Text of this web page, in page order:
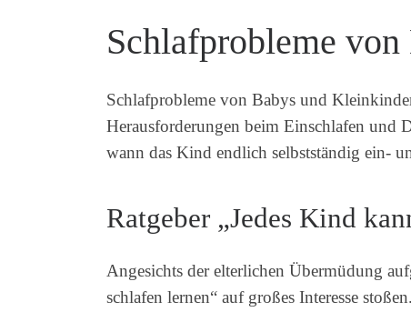
Schlafprobleme
Schlafprobleme von Babys und
Herausforderungen beim Einschlafen und
wann das Kind endlich selbstständig ein-
Ratgeber „Jedes Kind
Angesichts der elterlichen Übermüdung
schlafen lernen“ auf großes Interesse